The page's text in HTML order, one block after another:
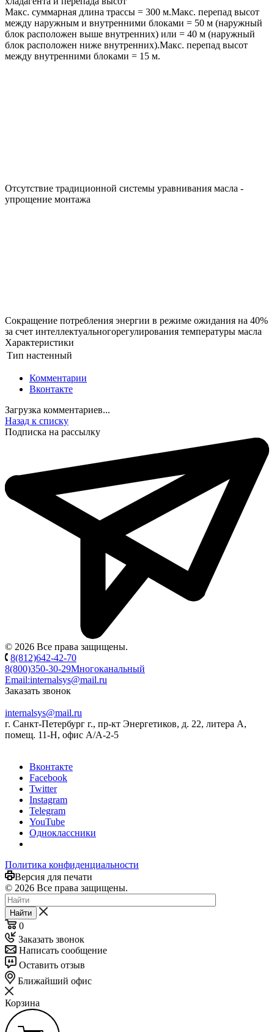
Макс. суммарная длина трассы = 300 м.Макс. перепад высот
между наружным и внутренними блоками = 50 м (наружный
блок расположен выше внутренних) или = 40 м (наружный
блок расположен ниже внутренних).Макс. перепад высот
между внутренними блоками = 15 м.
Отсутствие традиционной системы уравнивания масла -
упрощение монтажа
Сокращение потребления энергии в режиме ожидания на 40%
за счет интеллектуальногорегулирования температуры масла
Характеристики
Тип настенный
Комментарии
Вконтакте
Загрузка комментариев...
Назад к списку
Подписка на рассылку
© 2026 Все права защищены.
8(812)642-42-70
8(800)350-30-29Многоканальный
Email:internalsys@mail.ru
Заказать звонок
internalsys@mail.ru
г. Санкт-Петербург г., пр-кт Энергетиков, д. 22, литера А,
помещ. 11-Н, офис А/А-2-5
Вконтакте
Facebook
Twitter
Instagram
Telegram
YouTube
Одноклассники
Политика конфиденциальности
Версия для печати
© 2026 Все права защищены.
Найти
0
Заказать звонок
Написать сообщение
Оставить отзыв
Ближайший офис
Корзина